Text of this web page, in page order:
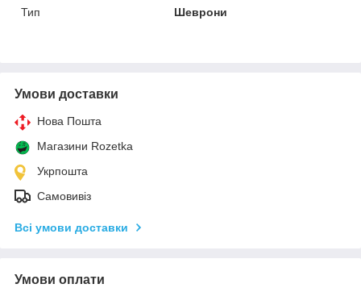
Тип
Шеврони
Умови доставки
Нова Пошта
Магазини Rozetka
Укрпошта
Самовивіз
Всі умови доставки
Умови оплати